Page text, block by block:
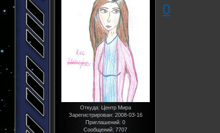
Откуда: Центр Мира
Зарегистрирован: 2008-03-16
Приглашений: 0
Сообщений: 7707
0